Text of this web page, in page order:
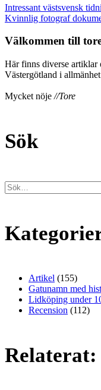
Inläggsnavigering
Intressant västsvensk
Kvinnlig fotograf
Välkommen till
Här finns diverse artiklar
Västergötland i
Mycket nöje //Tore
Sök
Artikel (155)
Gatunamn med
Lidköping under
Recension (112)
Relaterat: